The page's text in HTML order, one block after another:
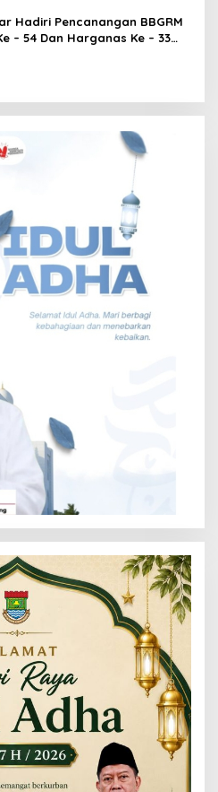
Hadiri Pencanangan BBGRM
– 54 Dan Harganas Ke – 33